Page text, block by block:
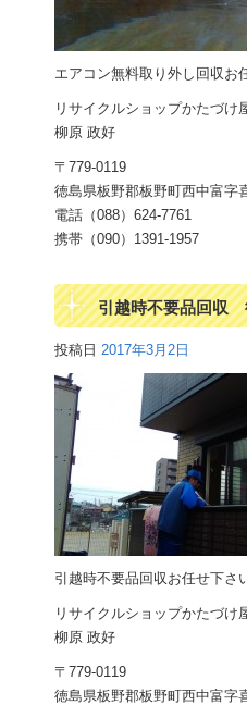
エアコン無料取り外し回収お
リサイクルショップかたづけ
柳原 政好
〒779-0119
徳島県板野郡板野町西中富字
電話（088）624-7761
携帯（090）1391-1957
引越時不要品回収
投稿日 2017年3月2日
引越時不要品回収お任せ下さ
リサイクルショップかたづけ
柳原 政好
〒779-0119
徳島県板野郡板野町西中富字